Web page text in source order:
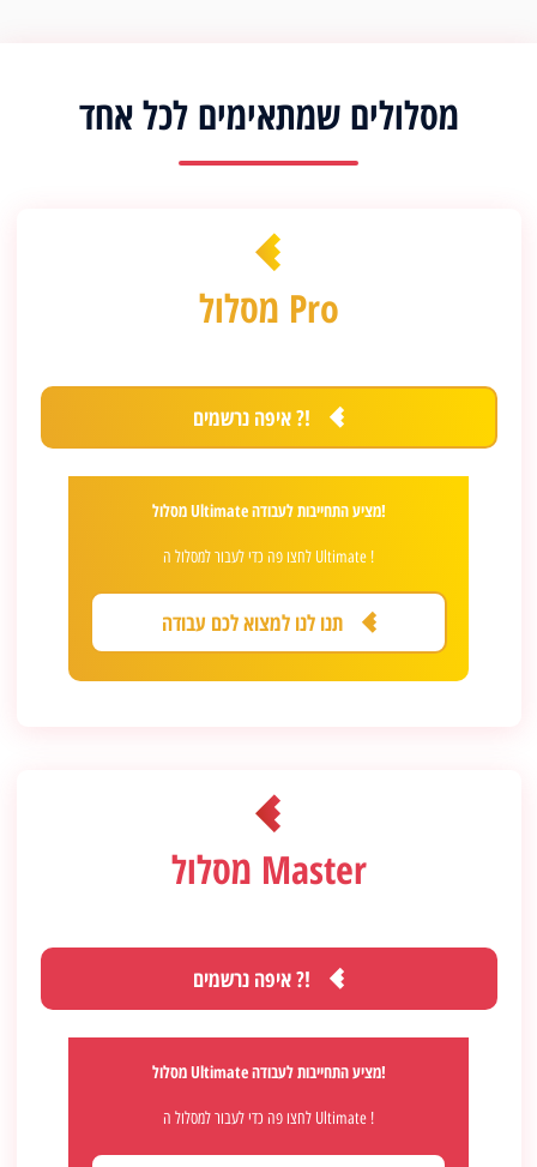
מסלולים שמתאימים לכל אחד
מסלול Ultimate מציע התחייבות לעבודה!
לחצו פה כדי לעבור למסלול ה Ultimate !
תנו לנו למצוא לכם עבודה
מסלול Pro
איפה נרשמים ?!
מסלול Ultimate מציע התחייבות לעבודה!
לחצו פה כדי לעבור למסלול ה Ultimate !
מסלול Master
איפה נרשמים ?!